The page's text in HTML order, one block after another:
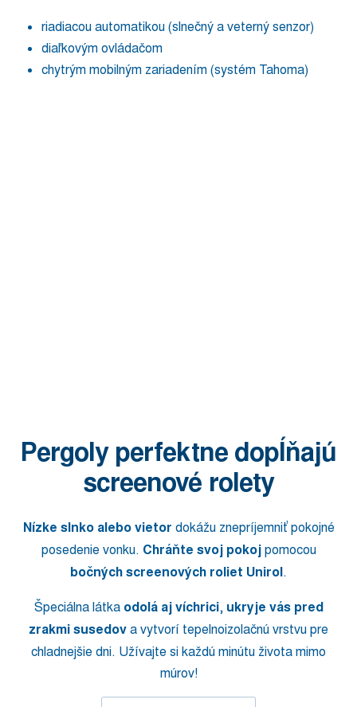
riadiacou automatikou (slnečný a veterný senzor)
diaľkovým ovládačom
chytrým mobilným zariadením (systém Tahoma)
Pergoly perfektne dopĺňajú
screenové rolety
Nízke slnko alebo vietor dokážu znepríjemniť pokojné
posedenie vonku. Chráňte svoj pokojpomocou
bočných screenových roliet Unirol.
Špeciálna látka odolá aj víchrici, ukryje vás pred
zrakmi susedova vytvorí tepelnoizolačnú vrstvu pre
chladnejšie dni. Užívajte si každú minútu života mimo
múrov!